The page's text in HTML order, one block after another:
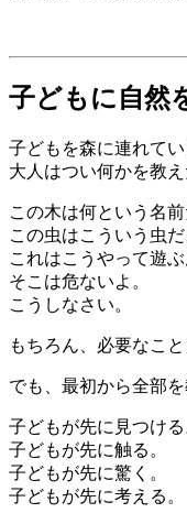
子どもに自然
子どもを森に連れてい
大人はつい何かを教え
この木は何という名前
この虫はこういう虫だ
これはこうやって遊ぶ
そこは危ないよ。
こうしなさい。
もちろん、必要なこ
でも、最初から全部
子どもが先に見つける
子どもが先に触る。
子どもが先に驚く。
子どもが先に考える。